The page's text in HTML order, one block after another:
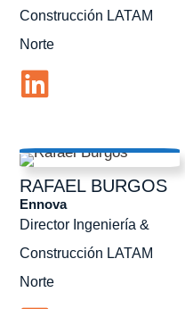
Construcción LATAM
Norte
RAFAELBURGOS
Director Ingeniería &
Construcción LATAM
Norte
Ennova